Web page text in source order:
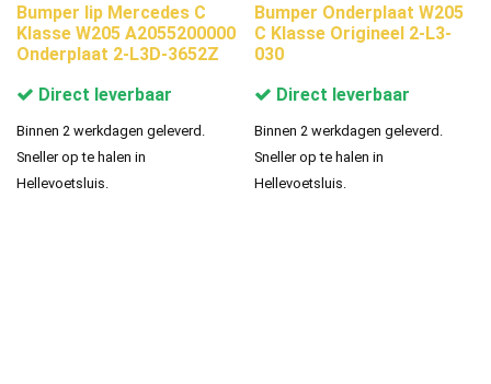
Bumper lip Mercedes C
Klasse W205 A2055200000
Onderplaat 2-L3D-3652Z
Direct leverbaar
Binnen 2 werkdagen geleverd.
Sneller op te halen in
Hellevoetsluis.
Bumper Onderplaat W205
C Klasse Origineel 2-L3-
030
Direct leverbaar
Binnen 2 werkdagen geleverd.
Sneller op te halen in
Hellevoetsluis.